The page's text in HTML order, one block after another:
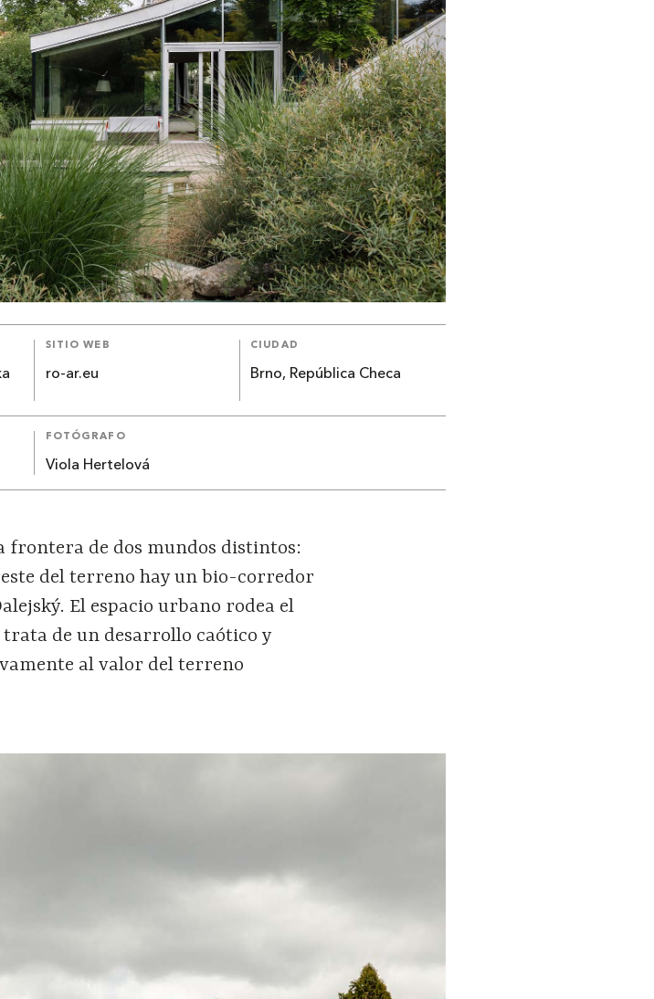
SITIO WEB
ro-ar.eu
CIUDAD
Brno, República Checa
FOTÓGRAFO
Viola Hertelová
frontera de dos mundos distintos:
del terreno hay un bio-corredor
El espacio urbano rodea el
trata de un desarrollo caótico y
al valor del terreno